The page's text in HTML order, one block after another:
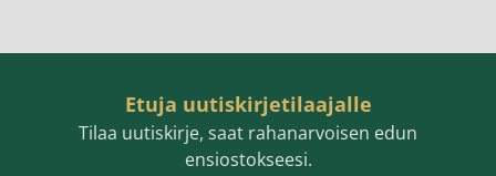
Etuja uutiskirjetilaajalle
Tilaa uutiskirje, saat rahanarvoisen edun
ensiostokseesi.